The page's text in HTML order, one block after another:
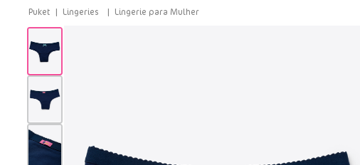
Lingeries Lingerie para Mulher